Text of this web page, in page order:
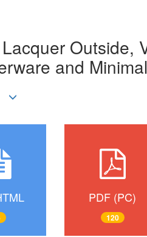
Lacquer Outside,
and
PDF (PC)
120